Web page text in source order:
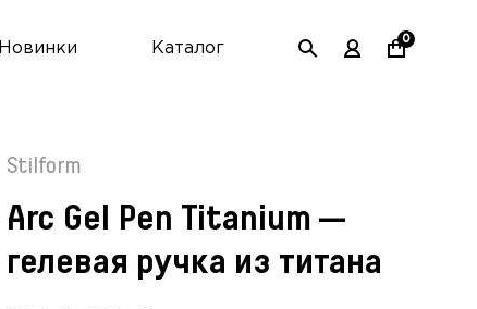
Новинки Каталог
0
Stilform
Arc Gel Pen Titanium —
гелевая ручка из титана